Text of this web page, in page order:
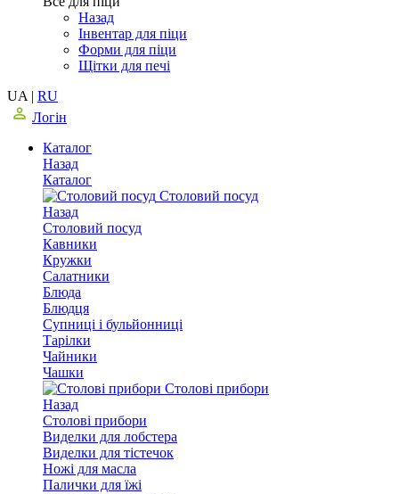
Назад
Інвентар для піци
Форми для піци
Щітки для печі
UA | RU
Логін
Каталог
Назад
Каталог
Столовий посуд
Назад
Столовий посуд
Кавники
Кружки
Салатники
Блюда
Блюдця
Супниці і бульйонниці
Тарілки
Чайники
Чашки
Столові прибори
Назад
Столові прибори
Виделки для лобстера
Виделки для тістечок
Ножі для масла
Палички для їжі